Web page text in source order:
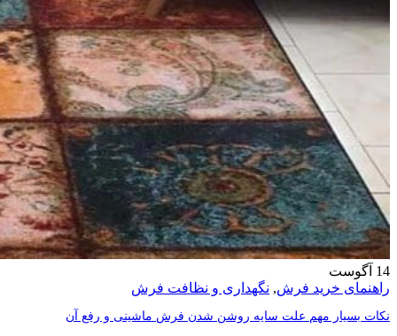
14 آگوست
راهنمای خرید فرش, نگهداری و نظافت فرش
نکات بسیار مهم علت سایه روشن شدن فرش ماشینی و رفع آن